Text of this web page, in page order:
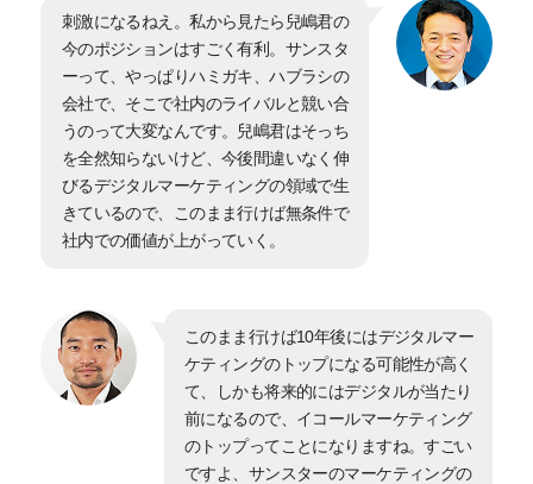
刺激になるねえ。私から見たら兒嶋君の
今のポジションはすごく有利。サンスタ
ーって、やっぱりハミガキ、ハブラシの
会社で、そこで社内のライバルと競い合
うのって大変なんです。兒嶋君はそっち
を全然知らないけど、今後間違いなく伸
びるデジタルマーケティングの領域で生
きているので、このまま行けば無条件で
社内での価値が上がっていく。
このまま行けば10年後にはデジタルマー
ケティングのトップになる可能性が高く
て、しかも将来的にはデジタルが当たり
前になるので、イコールマーケティング
のトップってことになりますね。すごい
ですよ、サンスターのマーケティングの